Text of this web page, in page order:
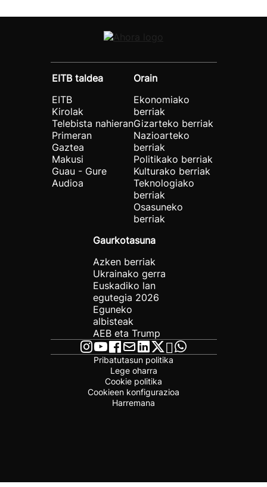
EITB taldea
EITB
Kirolak
Telebista nahieran
Primeran
Gaztea
Makusi
Guau - Gure
Audioa
Orain
Ekonomiako
berriak
Gizarteko berriak
Nazioarteko
berriak
Politikako berriak
Kulturako berriak
Teknologiako
berriak
Osasuneko
berriak
Gaurkotasuna
Azken berriak
Ukrainako gerra
Euskadiko lan
egutegia 2026
Eguneko
albisteak
AEB eta Trump
Pribatutasun politika
Lege oharra
Cookie politika
Cookieen konfigurazioa
Harremana